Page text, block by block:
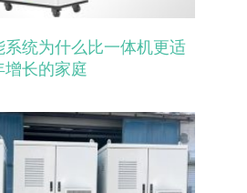
统为什么比一体机更适
增长的家庭